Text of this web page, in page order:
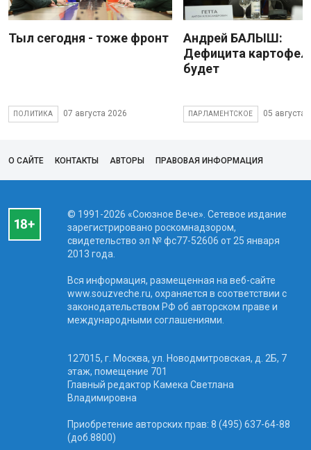
Тыл сегодня - тоже фронт
ПОЛИТИКА 07 августа 2026
Андрей БАЛЫШ:
Дефицита
будет
ПАРЛАМЕНТСКОЕ 05 августа
О САЙТЕ КОНТАКТЫ АВТОРЫ ПРАВОВАЯ ИНФОРМАЦИЯ
© 1991-2026 «Союзное Вече». Сетевое издание
зарегистрировано роскомнадзором,
свидетельство эл № фc77-52606 от 25 января
2013 года.
Вся информация, размещенная на веб-сайте
www.souzveche.ru, охраняется в соответствии с
законодательством РФ об авторском праве и
международными соглашениями.
127015, г. Москва, ул. Новодмитровская, д. 2Б, 7
этаж, помещение 701
Главный редактор Камека Светлана
Владимировна
Приобретение авторских прав: 8 (495) 637-64-88
(доб.8800)